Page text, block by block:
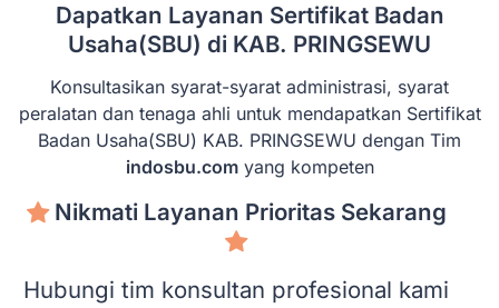
Dapatkan Layanan Sertifikat Badan
Usaha(SBU) di KAB. PRINGSEWU
Konsultasikan syarat-syarat administrasi, syarat
peralatan dan tenaga ahli untuk mendapatkan Sertifikat
Badan Usaha(SBU) KAB. PRINGSEWU dengan Tim
indosbu.comyang kompeten
Nikmati Layanan Prioritas Sekarang
Hubungi tim konsultan profesional kami